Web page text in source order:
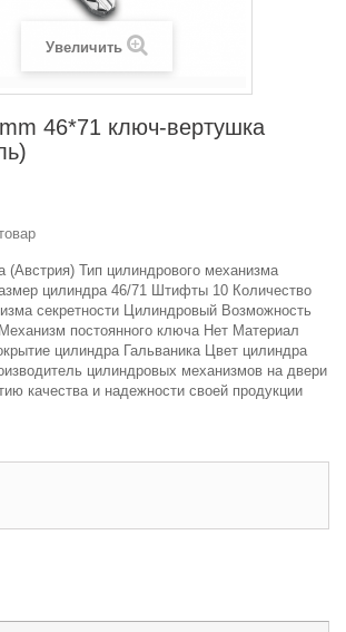
Увеличить
46*71 ключ-вертушка
(Австрия) Тип цилиндрового механизма
цилиндра 46/71 Штифты 10 Количество
секретности Цилиндровый Возможность
постоянного ключа Нет Материал
цилиндра Гальваника Цвет цилиндра
цилиндровых механизмов на двери
качества и надежности своей продукции